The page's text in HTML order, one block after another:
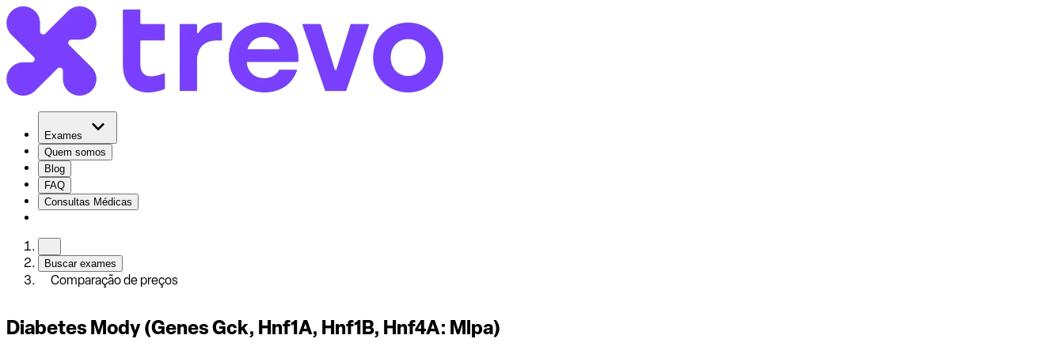
Exames
Quem somos
Blog
FAQ
Consultas Médicas
Buscar exames
Comparação de preços
Diabetes Mody (Genes Gck, Hnf1A, Hnf1B, Hnf4A: Mlpa)